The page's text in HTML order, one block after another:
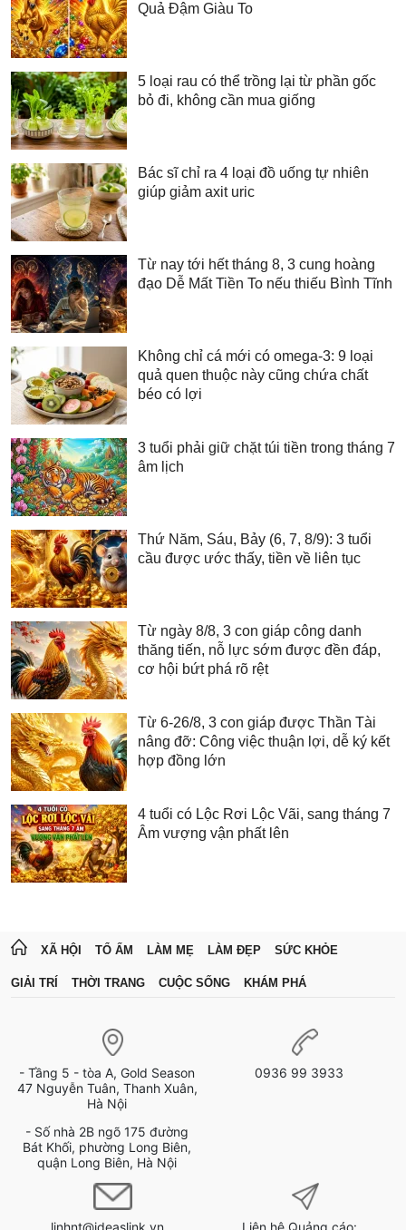
Quả Đậm Giàu To
5 loại rau có thể trồng lại từ phần gốc
bỏ đi, không cần mua giống
Bác sĩ chỉ ra 4 loại đồ uống tự nhiên
giúp giảm axit uric
Từ nay tới hết tháng 8, 3 cung hoàng
đạo Dễ Mất Tiền To nếu thiếu Bình Tĩnh
Không chỉ cá mới có omega-3: 9 loại
quả quen thuộc này cũng chứa chất
béo có lợi
3 tuổi phải giữ chặt túi tiền trong tháng 7
âm lịch
Thứ Năm, Sáu, Bảy (6, 7, 8/9): 3 tuổi
cầu được ước thấy, tiền về liên tục
Từ ngày 8/8, 3 con giáp công danh
thăng tiến, nỗ lực sớm được đền đáp,
cơ hội bứt phá rõ rệt
Từ 6-26/8, 3 con giáp được Thần Tài
nâng đỡ: Công việc thuận lợi, dễ ký kết
hợp đồng lớn
4 tuổi có Lộc Rơi Lộc Vãi, sang tháng 7
Âm vượng vận phất lên
XÃ HỘI TỔ ẤM LÀM MẸ LÀM ĐẸP SỨC KHỎE
GIẢI TRÍ THỜI TRANG CUỘC SỐNG KHÁM PHÁ
- Tầng 5 - tòa A, Gold Season
47 Nguyễn Tuân, Thanh Xuân,
Hà Nội
- Số nhà 2B ngõ 175 đường
Bát Khối, phường Long Biên,
quận Long Biên, Hà Nội
0936 99 3933